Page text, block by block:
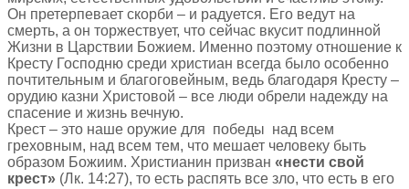
Он претерпевает скорби – и радуется. Его ведут на
смерть, а он торжествует, что сейчас вкусит подлинной
Жизни в Царствии Божием. Именно поэтому отношение к
Кресту Господню среди христиан всегда было особенно
почтительным и благоговейным, ведь благодаря Кресту –
орудию казни Христовой – все люди обрели надежду на
спасение и жизнь вечную.
Крест – это наше оружие для победы над всем
греховным, над всем тем, что мешает человеку быть
образом Божиим. Христианин призван «нести свой
крест» (Лк. 14:27), то есть распять все зло, что есть в его